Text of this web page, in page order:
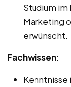
Studium
Marketing
erwünscht.
Fachwissen:
Kenntnisse